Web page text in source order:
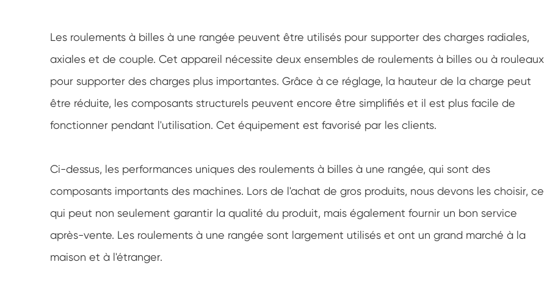
Les roulements à billes à une rangée peuvent être utilisés pour supporter des charges radiales,
axiales et de couple. Cet appareil nécessite deux ensembles de roulements à billes ou à rouleaux
pour supporter des charges plus importantes. Grâce à ce réglage, la hauteur de la charge peut
être réduite, les composants structurels peuvent encore être simplifiés et il est plus facile de
fonctionner pendant l'utilisation. Cet équipement est favorisé par les clients.
Ci-dessus, les performances uniques des roulements à billes à une rangée, qui sont des
composants importants des machines. Lors de l'achat de gros produits, nous devons les choisir, ce
qui peut non seulement garantir la qualité du produit, mais également fournir un bon service
après-vente. Les roulements à une rangée sont largement utilisés et ont un grand marché à la
maison et à l'étranger.